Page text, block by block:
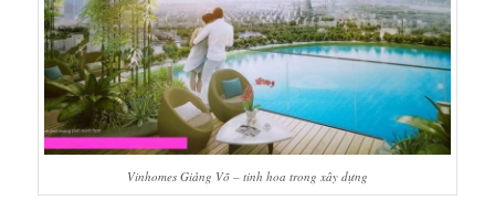
Vinhomes Giảng Võ – tinh hoa trong xây dựng